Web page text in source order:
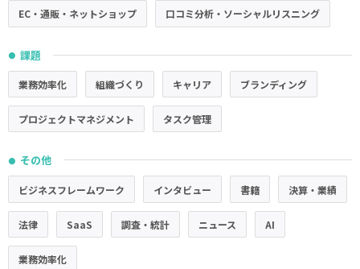
EC・通販・ネットショップ 口コミ分析・ソーシャルリスニング
● 課題
業務効率化 組織づくり キャリア ブランディング
プロジェクトマネジメント タスク管理
● その他
ビジネスフレームワーク インタビュー 書籍 決算・業績
法律 SaaS 調査・統計 ニュース AI
業務効率化